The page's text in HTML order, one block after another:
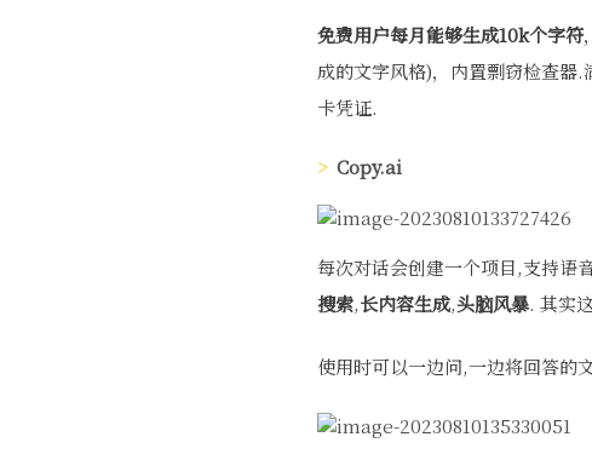
免费用户每月能够生成10k个字符
成的文字风格)，内置剽窃检查器
卡凭证.
Copy.ai
每次对话会创建一个项目,支持语
搜索,长内容生成,头脑风暴. 其实
使用时可以一边问,一边将回答的